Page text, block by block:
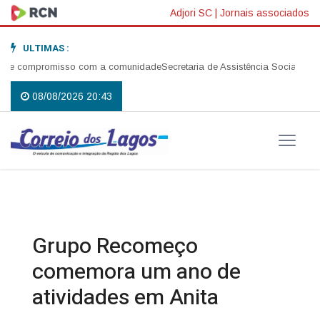
Adjori SC | Jornais associados
ULTIMAS :
com a comunidadeSecretaria de Assistência Social realiza
08/08/2026 20:43
Grupo Recomeço
comemora um ano de
atividades em Anita